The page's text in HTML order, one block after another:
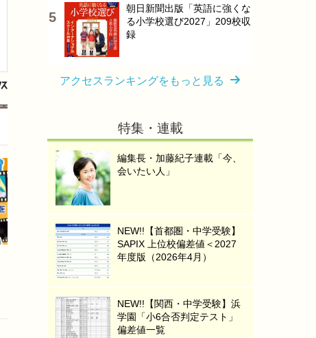
朝日新聞出版「英語に強くな
る小学校選び2027」209校収
録
アクセスランキングをもっと見る
特集・連載
編集長・加藤紀子連載「今、
会いたい人」
NEW!!【首都圏・中学受験】
SAPIX 上位校偏差値＜2027
年度版（2026年4月）
NEW!!【関西・中学受験】浜
学園「小6合否判定テスト」
偏差値一覧